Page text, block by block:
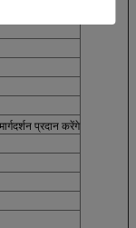
प्रदान करेंगे